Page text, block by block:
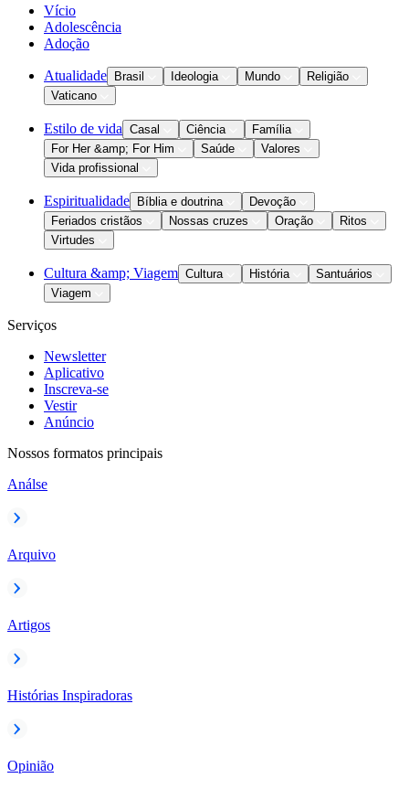
Vício
Adolescência
Adoção
Atualidade Brasil Ideologia Mundo
Religião
Vaticano
Estilo de vida Casal Ciência
Família
For Her &amp; For Him
Saúde
Valores
Vida profissional
Espiritualidade Bíblia e doutrina
Devoção
Feriados cristãos
Nossas cruzes Oração
Ritos
Virtudes
Cultura &amp; Viagem Cultura História
Santuários
Viagem
Serviços
Newsletter
Aplicativo
Inscreva-se
Vestir
Anúncio
Nossos formatos principais
Análse
Arquivo
Artigos
Histórias Inspiradoras
Opinião